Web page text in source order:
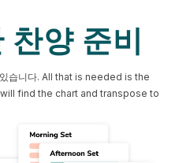
찬양 준비
습니다. All that is needed is the
find the chart and transpose to